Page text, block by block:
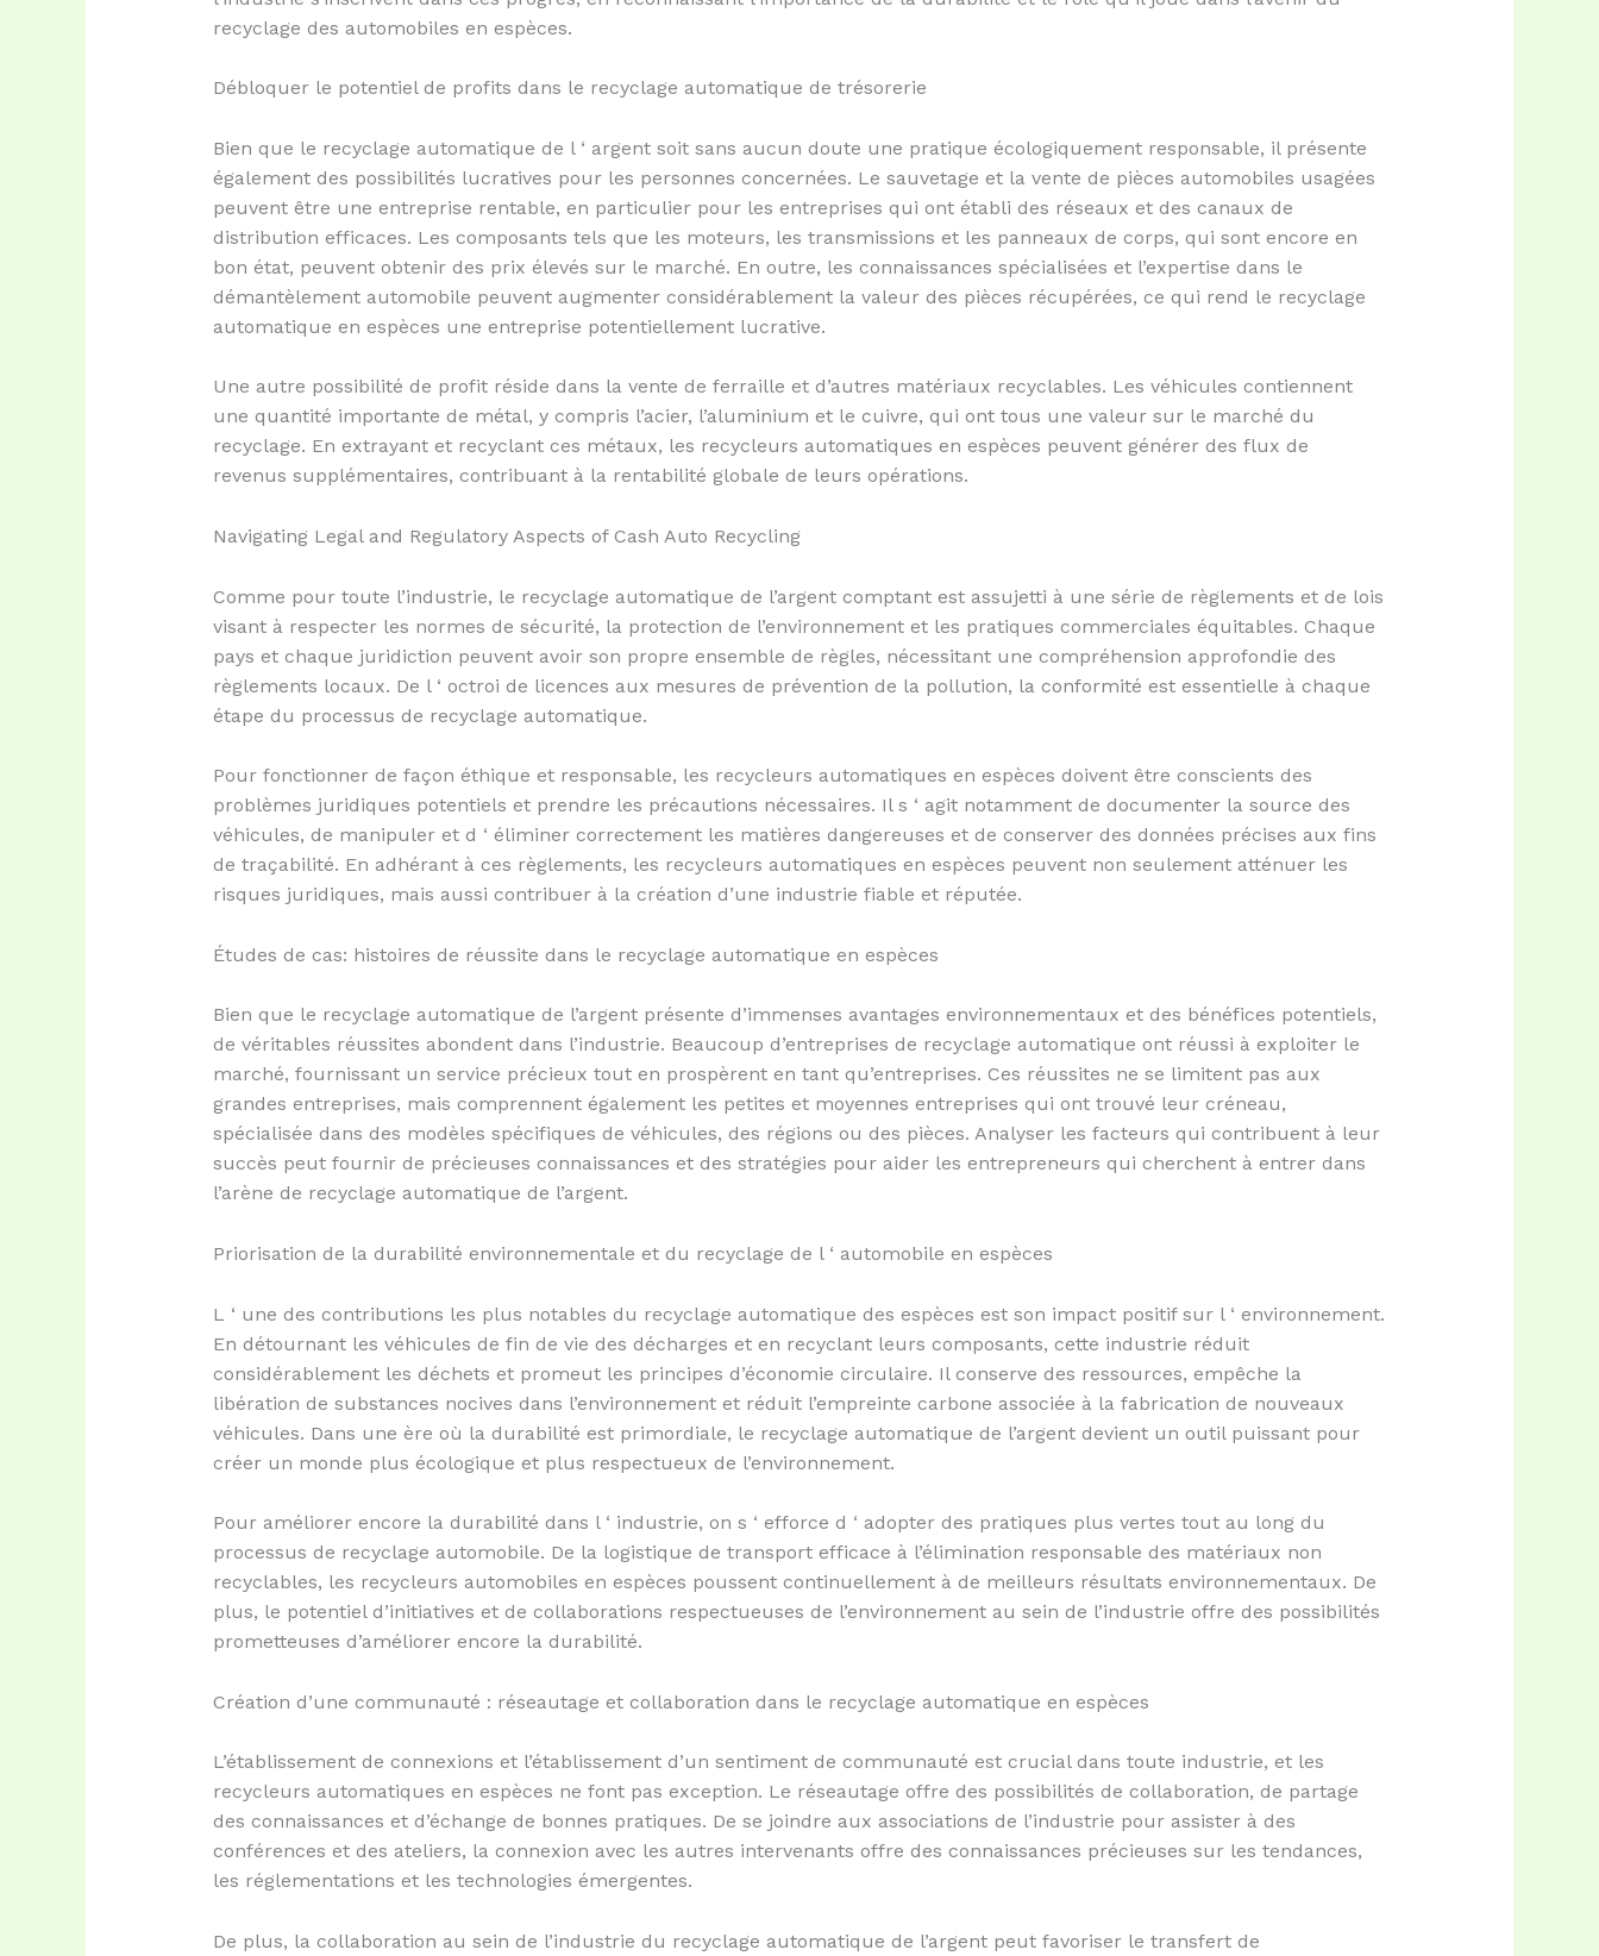
recyclage des automobiles en espèces.
Débloquer le potentiel de profits dans le recyclage automatique de trésorerie
Bien que le recyclage automatique de l ‘ argent soit sans aucun doute une pratique écologiquement responsable, il présente
également des possibilités lucratives pour les personnes concernées. Le sauvetage et la vente de pièces automobiles usagées
peuvent être une entreprise rentable, en particulier pour les entreprises qui ont établi des réseaux et des canaux de
distribution efficaces. Les composants tels que les moteurs, les transmissions et les panneaux de corps, qui sont encore en
bon état, peuvent obtenir des prix élevés sur le marché. En outre, les connaissances spécialisées et l’expertise dans le
démantèlement automobile peuvent augmenter considérablement la valeur des pièces récupérées, ce qui rend le recyclage
automatique en espèces une entreprise potentiellement lucrative.
Une autre possibilité de profit réside dans la vente de ferraille et d’autres matériaux recyclables. Les véhicules contiennent
une quantité importante de métal, y compris l’acier, l’aluminium et le cuivre, qui ont tous une valeur sur le marché du
recyclage. En extrayant et recyclant ces métaux, les recycleurs automatiques en espèces peuvent générer des flux de
revenus supplémentaires, contribuant à la rentabilité globale de leurs opérations.
Navigating Legal and Regulatory Aspects of Cash Auto Recycling
Comme pour toute l’industrie, le recyclage automatique de l’argent comptant est assujetti à une série de règlements et de lois
visant à respecter les normes de sécurité, la protection de l’environnement et les pratiques commerciales équitables. Chaque
pays et chaque juridiction peuvent avoir son propre ensemble de règles, nécessitant une compréhension approfondie des
règlements locaux. De l ‘ octroi de licences aux mesures de prévention de la pollution, la conformité est essentielle à chaque
étape du processus de recyclage automatique.
Pour fonctionner de façon éthique et responsable, les recycleurs automatiques en espèces doivent être conscients des
problèmes juridiques potentiels et prendre les précautions nécessaires. Il s ‘ agit notamment de documenter la source des
véhicules, de manipuler et d ‘ éliminer correctement les matières dangereuses et de conserver des données précises aux fins
de traçabilité. En adhérant à ces règlements, les recycleurs automatiques en espèces peuvent non seulement atténuer les
risques juridiques, mais aussi contribuer à la création d’une industrie fiable et réputée.
Études de cas: histoires de réussite dans le recyclage automatique en espèces
Bien que le recyclage automatique de l’argent présente d’immenses avantages environnementaux et des bénéfices potentiels,
de véritables réussites abondent dans l’industrie. Beaucoup d’entreprises de recyclage automatique ont réussi à exploiter le
marché, fournissant un service précieux tout en prospèrent en tant qu’entreprises. Ces réussites ne se limitent pas aux
grandes entreprises, mais comprennent également les petites et moyennes entreprises qui ont trouvé leur créneau,
spécialisée dans des modèles spécifiques de véhicules, des régions ou des pièces. Analyser les facteurs qui contribuent à leur
succès peut fournir de précieuses connaissances et des stratégies pour aider les entrepreneurs qui cherchent à entrer dans
l’arène de recyclage automatique de l’argent.
Priorisation de la durabilité environnementale et du recyclage de l ‘ automobile en espèces
L ‘ une des contributions les plus notables du recyclage automatique des espèces est son impact positif sur l ‘ environnement.
En détournant les véhicules de fin de vie des décharges et en recyclant leurs composants, cette industrie réduit
considérablement les déchets et promeut les principes d’économie circulaire. Il conserve des ressources, empêche la
libération de substances nocives dans l’environnement et réduit l’empreinte carbone associée à la fabrication de nouveaux
véhicules. Dans une ère où la durabilité est primordiale, le recyclage automatique de l’argent devient un outil puissant pour
créer un monde plus écologique et plus respectueux de l’environnement.
Pour améliorer encore la durabilité dans l ‘ industrie, on s ‘ efforce d ‘ adopter des pratiques plus vertes tout au long du
processus de recyclage automobile. De la logistique de transport efficace à l’élimination responsable des matériaux non
recyclables, les recycleurs automobiles en espèces poussent continuellement à de meilleurs résultats environnementaux. De
plus, le potentiel d’initiatives et de collaborations respectueuses de l’environnement au sein de l’industrie offre des possibilités
prometteuses d’améliorer encore la durabilité.
Création d’une communauté : réseautage et collaboration dans le recyclage automatique en espèces
L’établissement de connexions et l’établissement d’un sentiment de communauté est crucial dans toute industrie, et les
recycleurs automatiques en espèces ne font pas exception. Le réseautage offre des possibilités de collaboration, de partage
des connaissances et d’échange de bonnes pratiques. De se joindre aux associations de l’industrie pour assister à des
conférences et des ateliers, la connexion avec les autres intervenants offre des connaissances précieuses sur les tendances,
les réglementations et les technologies émergentes.
De plus, la collaboration au sein de l’industrie du recyclage automatique de l’argent peut favoriser le transfert de